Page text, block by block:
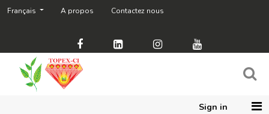
A propos Contactez nous
Français
Sign in